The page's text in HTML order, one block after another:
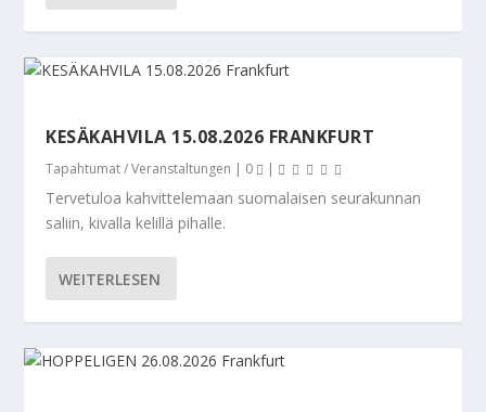
KESÄKAHVILA 15.08.2026 FRANKFURT
Tapahtumat / Veranstaltungen | 0 |
Tervetuloa kahvittelemaan suomalaisen seurakunnan
saliin, kivalla kelillä pihalle.
WEITERLESEN